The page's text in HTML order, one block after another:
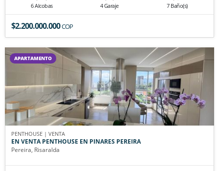
6 Alcobas 4 Garaje 7 Baño(s)
$2.200.000.000COP
APARTAMENTO
PENTHOUSE | VENTA
EN VENTA PENTHOUSE EN PINARES PEREIRA
Pereira, Risaralda